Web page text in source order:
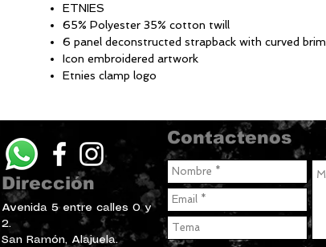
ETNIES
65% Polyester 35% cotton twill
6 panel deconstructed strapback with curved brim
Icon embroidered artwork
Etnies clamp logo
Contactenos
Dirección
Avenida 5 entre calles 0 y
2.
San Ramón, Alajuela.